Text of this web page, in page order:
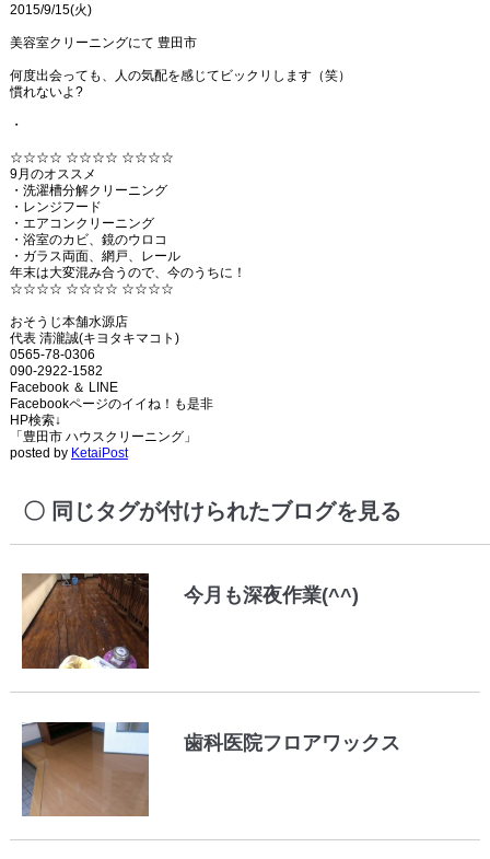
2015/9/15(火)
美容室クリーニングにて 豊田市
何度出会っても、人の気配を感じてビックリします（笑）
慣れないよ?
・
☆☆☆☆ ☆☆☆☆ ☆☆☆☆
9月のオススメ
・洗濯槽分解クリーニング
・レンジフード
・エアコンクリーニング
・浴室のカビ、鏡のウロコ
・ガラス両面、網戸、レール
年末は大変混み合うので、今のうちに！
☆☆☆☆ ☆☆☆☆ ☆☆☆☆
おそうじ本舗水源店
代表 清瀧誠(キヨタキマコト)
0565-78-0306
090-2922-1582
Facebook ＆ LINE
Facebookページのイイね！も是非
HP検索↓
「豊田市 ハウスクリーニング」
posted by KetaiPost
同じタグが付けられたブログを見る
今月も深夜作業(^^)
歯科医院フロアワックス